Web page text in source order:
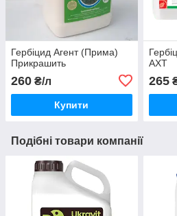
Гербіцид Агент (Прима)
Прикрашить
260 ₴/л
Купити
АХТ
265
Подібні товари компанії